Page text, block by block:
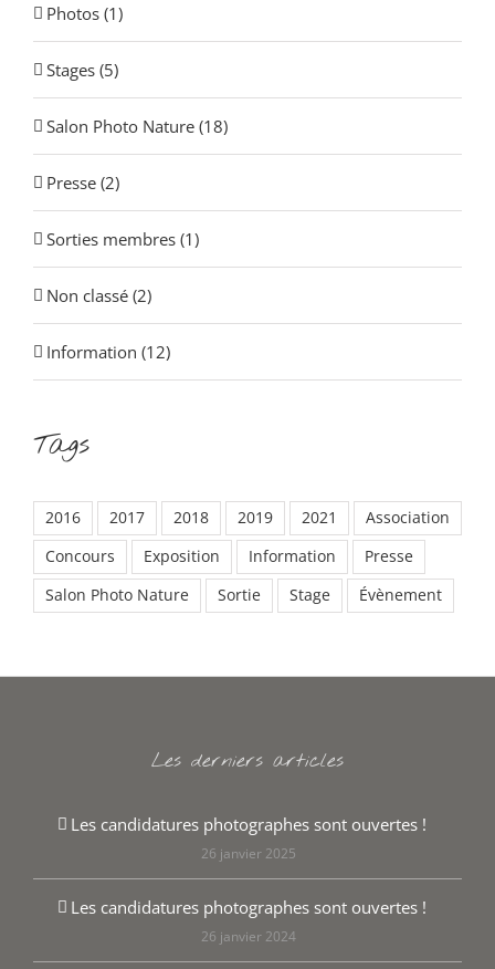
Photos (1)
Stages (5)
Salon Photo Nature (18)
Presse (2)
Sorties membres (1)
Non classé (2)
Information (12)
Tags
2016 2017 2018 2019 2021
Association
Concours
Exposition Information
Presse
Salon Photo Nature
Sortie Stage Évènement
Les derniers articles
Les candidatures photographes sont ouvertes !
26 janvier 2025
Les candidatures photographes sont ouvertes !
26 janvier 2024